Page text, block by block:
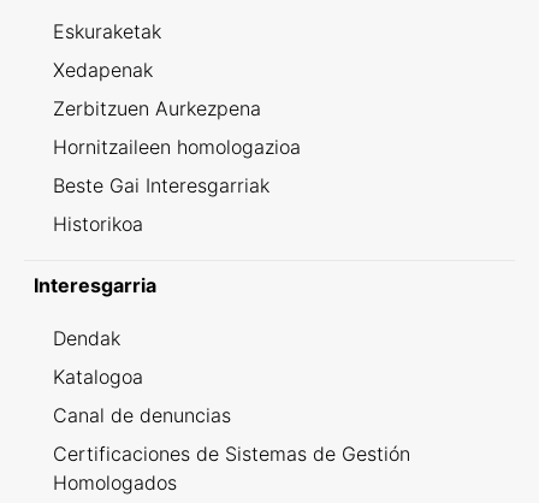
Eskuraketak
Xedapenak
Zerbitzuen Aurkezpena
Hornitzaileen homologazioa
Beste Gai Interesgarriak
Historikoa
Interesgarria
Dendak
Katalogoa
Canal de denuncias
Certificaciones de Sistemas de Gestión
Homologados